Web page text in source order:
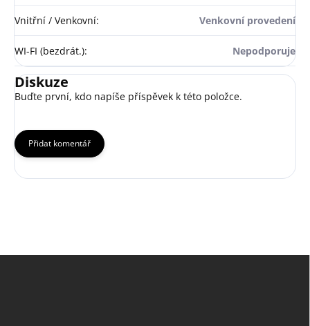
Vnitřní / Venkovní: Venkovní provedení
WI-FI (bezdrát.): Nepodporuje
Diskuze
Buďte první, kdo napíše příspěvek k této položce.
Přidat komentář